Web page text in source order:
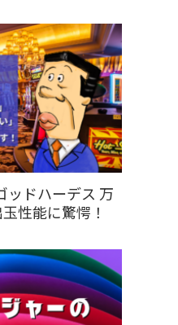
ッドハーデス 万
性能に驚愕！